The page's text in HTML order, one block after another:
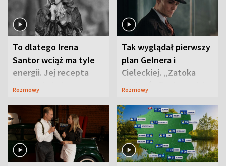
To dlatego Irena
Santor wciąż ma tyle
energii. Jej recepta
jest zaskakująco
Rozmowy
Tak wyglądał pierwszy
plan Gelnera i
Cieleckiej. „Zatoka
szpiegów” od razu ich
Rozmowy